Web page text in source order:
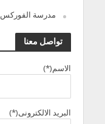
مدرسة الفوركس
تواصل معنا
الاسم(*)
البريد الالكترونى(*)